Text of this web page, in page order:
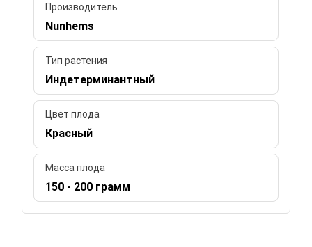
Производитель
Nunhems
Тип растения
Индетерминантный
Цвет плода
Красный
Масса плода
150 - 200 грамм